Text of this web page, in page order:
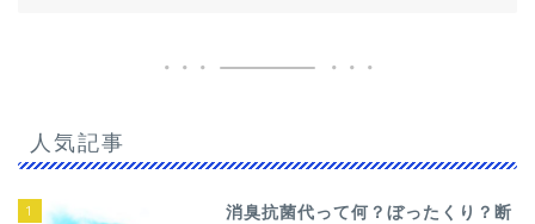
人気記事
1
消臭抗菌代って何？ぼったくり？断